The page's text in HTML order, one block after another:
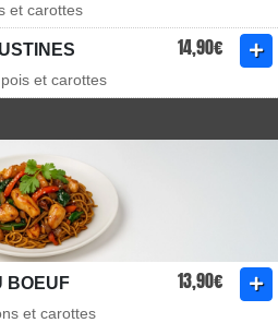
et carottes
14,90€
et carottes
BOEUF 13,90€
et carottes